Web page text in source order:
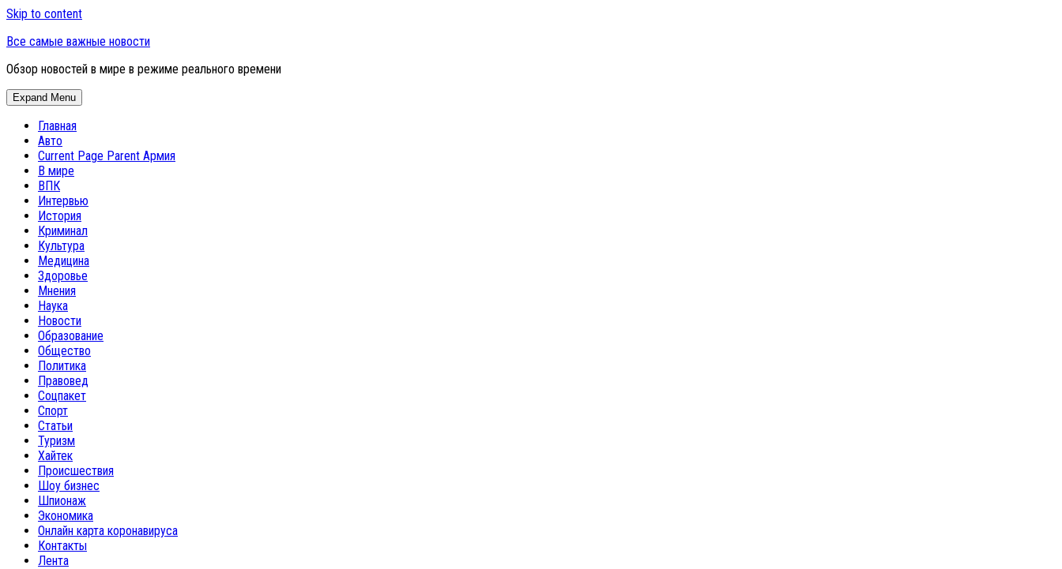
Skip to content
Все самые важные новости
Обзор новостей в мире в режиме реального времени
Expand Menu
Главная
Авто
Current Page Parent Армия
В мире
ВПК
Интервью
История
Криминал
Культура
Медицина
Здоровье
Мнения
Наука
Новости
Образование
Общество
Политика
Правовед
Соцпакет
Спорт
Статьи
Туризм
Хайтек
Происшествия
Шоу бизнес
Шпионаж
Экономика
Онлайн карта коронавируса
Контакты
Лента